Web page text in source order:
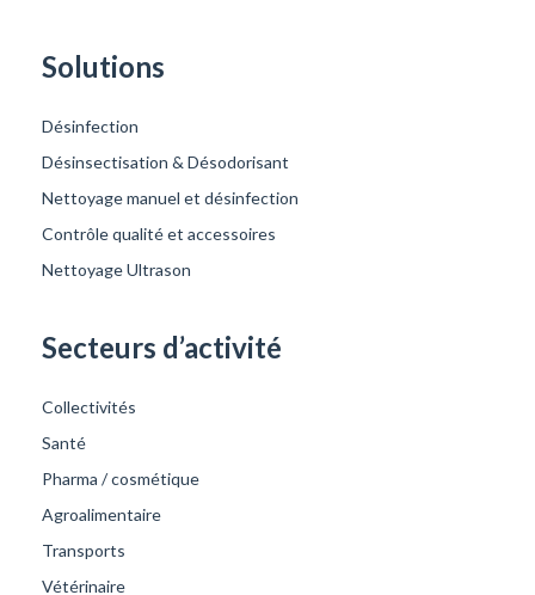
Solutions
Désinfection
Désinsectisation & Désodorisant
Nettoyage manuel et désinfection
Contrôle qualité et accessoires
Nettoyage Ultrason
Secteurs d’activité
Collectivités
Santé
Pharma / cosmétique
Agroalimentaire
Transports
Vétérinaire